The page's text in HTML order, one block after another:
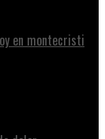
en montecristi